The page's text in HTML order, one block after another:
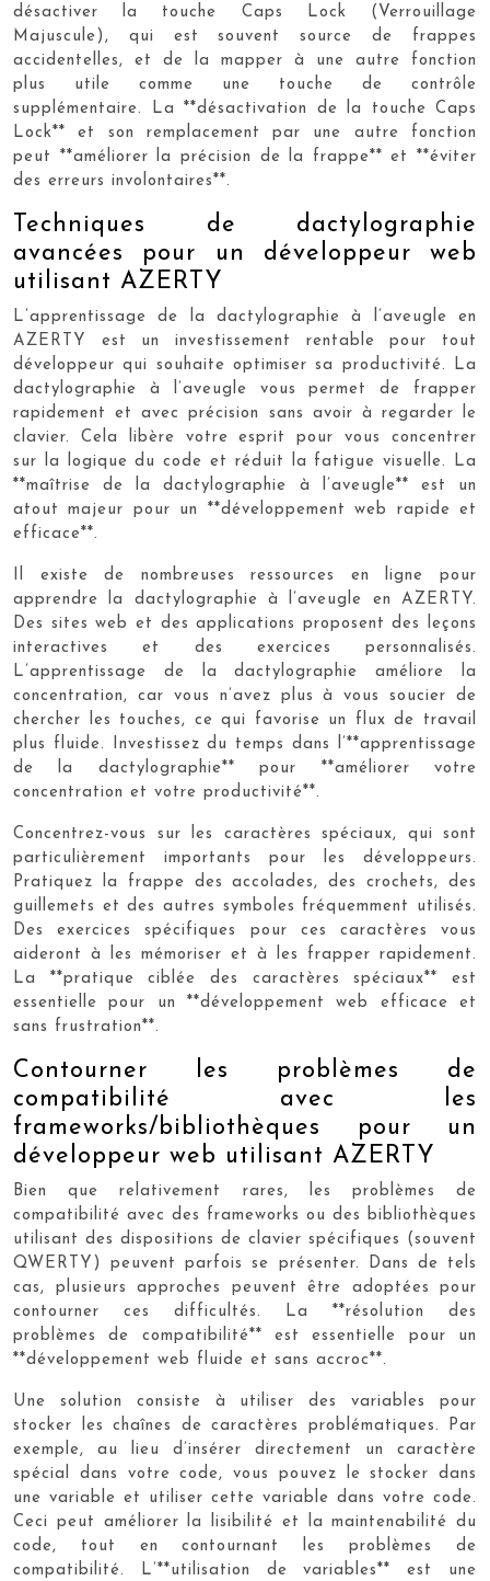
désactiver la touche Caps Lock (Verrouillage
Majuscule), qui est souvent source de frappes
accidentelles, et de la mapper à une autre fonction
plus utile comme une touche de contrôle
supplémentaire. La **désactivation de la touche Caps
Lock** et son remplacement par une autre fonction
peut **améliorer la précision de la frappe** et **éviter
des erreurs involontaires**.
Techniques de dactylographie
avancées pour un développeur web
utilisant AZERTY
L’apprentissage de la dactylographie à l’aveugle en
AZERTY est un investissement rentable pour tout
développeur qui souhaite optimiser sa productivité. La
dactylographie à l’aveugle vous permet de frapper
rapidement et avec précision sans avoir à regarder le
clavier. Cela libère votre esprit pour vous concentrer
sur la logique du code et réduit la fatigue visuelle. La
**maîtrise de la dactylographie à l’aveugle** est un
atout majeur pour un **développement web rapide et
efficace**.
Il existe de nombreuses ressources en ligne pour
apprendre la dactylographie à l’aveugle en AZERTY.
Des sites web et des applications proposent des leçons
interactives et des exercices personnalisés.
L’apprentissage de la dactylographie améliore la
concentration, car vous n’avez plus à vous soucier de
chercher les touches, ce qui favorise un flux de travail
plus fluide. Investissez du temps dans l’**apprentissage
de la dactylographie** pour **améliorer votre
concentration et votre productivité**.
Concentrez-vous sur les caractères spéciaux, qui sont
particulièrement importants pour les développeurs.
Pratiquez la frappe des accolades, des crochets, des
guillemets et des autres symboles fréquemment utilisés.
Des exercices spécifiques pour ces caractères vous
aideront à les mémoriser et à les frapper rapidement.
La **pratique ciblée des caractères spéciaux** est
essentielle pour un **développement web efficace et
sans frustration**.
Contourner les problèmes de
compatibilité avec les
frameworks/bibliothèques pour un
développeur web utilisant AZERTY
Bien que relativement rares, les problèmes de
compatibilité avec des frameworks ou des bibliothèques
utilisant des dispositions de clavier spécifiques (souvent
QWERTY) peuvent parfois se présenter. Dans de tels
cas, plusieurs approches peuvent être adoptées pour
contourner ces difficultés. La **résolution des
problèmes de compatibilité** est essentielle pour un
**développement web fluide et sans accroc**.
Une solution consiste à utiliser des variables pour
stocker les chaînes de caractères problématiques. Par
exemple, au lieu d’insérer directement un caractère
spécial dans votre code, vous pouvez le stocker dans
une variable et utiliser cette variable dans votre code.
Ceci peut améliorer la lisibilité et la maintenabilité du
code, tout en contournant les problèmes de
compatibilité. L’**utilisation de variables** est une